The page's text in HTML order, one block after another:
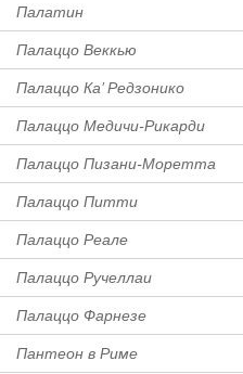
Палатин
Палаццо Веккью
Палаццо Ка’ Редзонико
Палаццо Медичи-Рикарди
Палаццо Пизани-Моретта
Палаццо Питти
Палаццо Реале
Палаццо Ручеллаи
Палаццо Фарнезе
Пантеон в Риме